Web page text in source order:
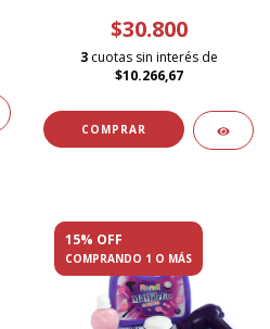
$30.800
3 cuotas sin interés de
$10.266,67
15% OFF
COMPRANDO 1 O MÁS